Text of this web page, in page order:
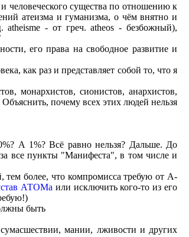
человеческого существа по отношению к
атеизма и гуманизма, о чём внятно и
- от греч. atheos - безбожный),
его права на свободное развитие и
как раз и представляет собой то, что я
монархистов, сионистов, анархистов,
почему всех этих людей нельзя
А 1%? Всё равно нельзя? Дальше. До
все пункты "Манифеста", в том числе и
более, что компромисса требую от А-
АТОМа или исключить кого-то из его
быть
мании, лживости и других